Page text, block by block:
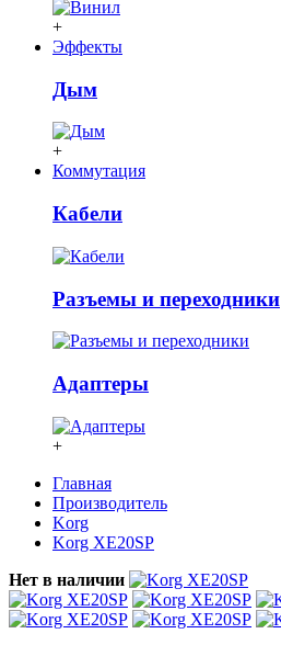
+
Эффекты
Дым
+
Коммутация
Кабели
Разъемы и переходники
Адаптеры
+
Главная
Производитель
Korg
Korg XE20SP
Нет в наличии